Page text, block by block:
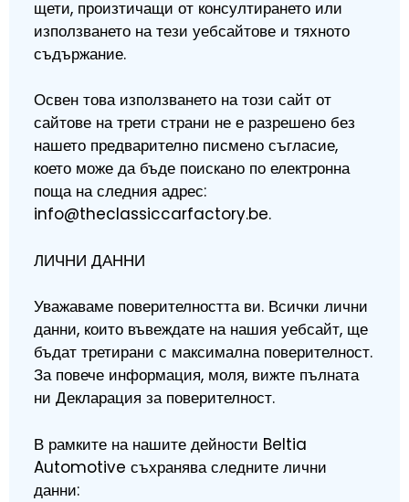
щети, произтичащи от консултирането или
използването на тези уебсайтове и тяхното
съдържание.
Освен това използването на този сайт от
сайтове на трети страни не е разрешено без
нашето предварително писмено съгласие,
което може да бъде поискано по електронна
поща на следния адрес:
info@theclassiccarfactory.be.
ЛИЧНИ ДАННИ
Уважаваме поверителността ви. Всички лични
данни, които въвеждате на нашия уебсайт, ще
бъдат третирани с максимална поверителност.
За повече информация, моля, вижте пълната
ни Декларация за поверителност.
В рамките на нашите дейности Beltia
Automotive съхранява следните лични
данни: